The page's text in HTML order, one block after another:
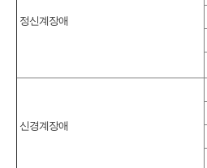
정신계장애
신경계장애